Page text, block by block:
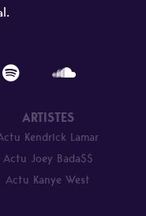
ARTISTES
Kendrick Lamar
Actu Joey Bada$$
Actu Kanye West